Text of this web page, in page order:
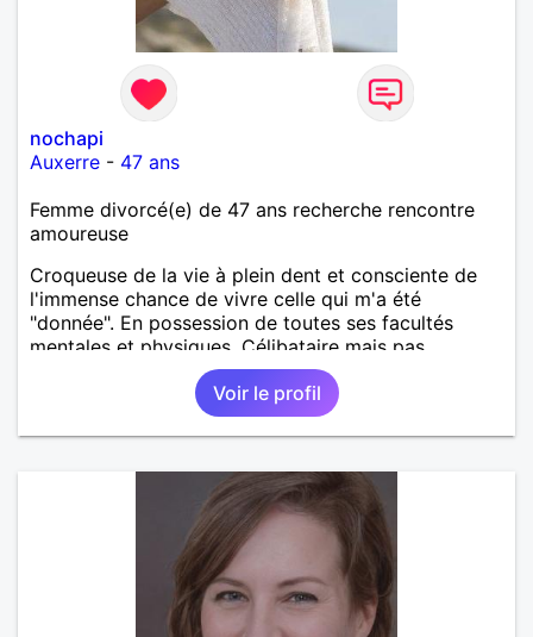
nochapi
Auxerre - 47 ans
Femme divorcé(e) de 47 ans recherche rencontre
amoureuse
Croqueuse de la vie à plein dent et consciente de
l'immense chance de vivre celle qui m'a été
"donnée". En possession de toutes ses facultés
mentales et physiques. Célibataire mais pas
solitaire, je mène une vie bien remplie. Je ne suis
pas sur ce site par dépit, ni en tant que
représentatrice de la Femme Divorcée Mal dans sa
peau. A bientôt.
Voir le profil